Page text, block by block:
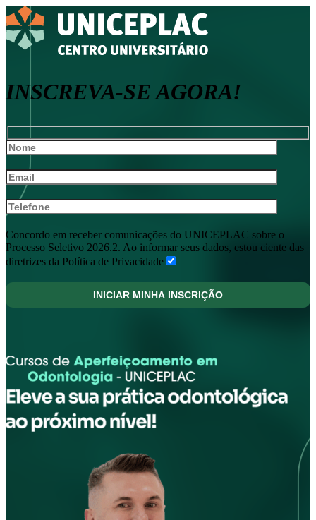
INSCREVA-SE AGORA!
Concordo em receber comunicações do UNICEPLAC sobre o
Processo Seletivo 2026.2. Ao informar seus dados, estou ciente das
diretrizes da Política de Privacidade